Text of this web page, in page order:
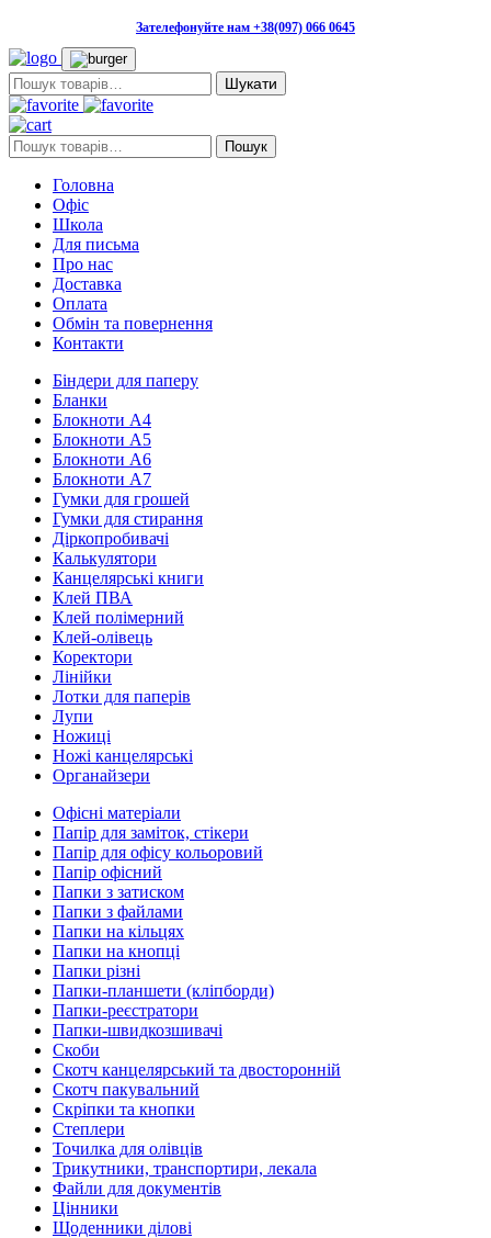
Зателефонуйте нам +38(097) 066 0645
Пошук:
Пошук: Пошук
Головна
Офіс
Школа
Для письма
Про нас
Доставка
Оплата
Обмін та повернення
Контакти
Біндери для паперу
Бланки
Блокноти А4
Блокноти А5
Блокноти А6
Блокноти А7
Гумки для грошей
Гумки для стирання
Діркопробивачі
Калькулятори
Канцелярські книги
Клей ПВА
Клей полімерний
Клей-олівець
Коректори
Лінійки
Лотки для паперів
Лупи
Ножиці
Ножі канцелярські
Органайзери
Офісні матеріали
Папір для заміток, стікери
Папір для офісу кольоровий
Папір офісний
Папки з затиском
Папки з файлами
Папки на кільцях
Папки на кнопці
Папки різні
Папки-планшети (кліпборди)
Папки-реєстратори
Папки-швидкозшивачі
Скоби
Скотч канцелярський та двосторонній
Скотч пакувальний
Скріпки та кнопки
Степлери
Точилка для олівців
Трикутники, транспортири, лекала
Файли для документів
Цінники
Щоденники ділові